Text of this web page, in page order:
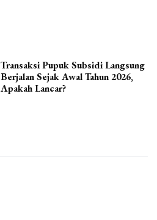
Transaksi Pupuk Subsidi Langsung
Berjalan Sejak Awal Tahun 2026,
Apakah Lancar?